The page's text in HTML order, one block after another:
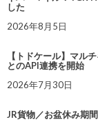
した
2026年8月5日
【トドケール】マル
とのAPI連携を開始
2026年7月30日
JR貨物／お盆休み期